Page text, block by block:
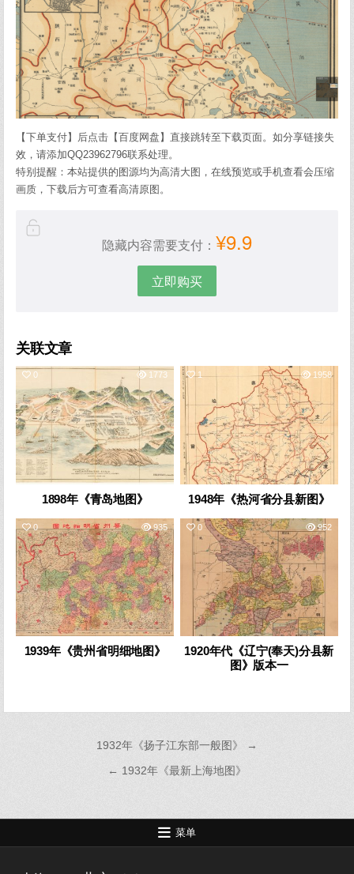
【下单支付】后点击【百度网盘】直接跳转至下载页面。如分享链接失
效，请添加QQ23962796联系处理。
特别提醒：本站提供的图源均为高清大图，在线预览或手机查看会压缩
画质，下载后方可查看高清原图。
隐藏内容需要支付： ¥9.9
立即购买
关联文章
0 1773
1898年《青岛地图》
1 1958
1948年《热河省分县新图》
0 935
1939年《贵州省明细地图》
0 952
1920年代《辽宁(奉天)分县新
图》版本一
航
1932年《扬子江东部一般图》 →
← 1932年《最新上海地图》
菜单